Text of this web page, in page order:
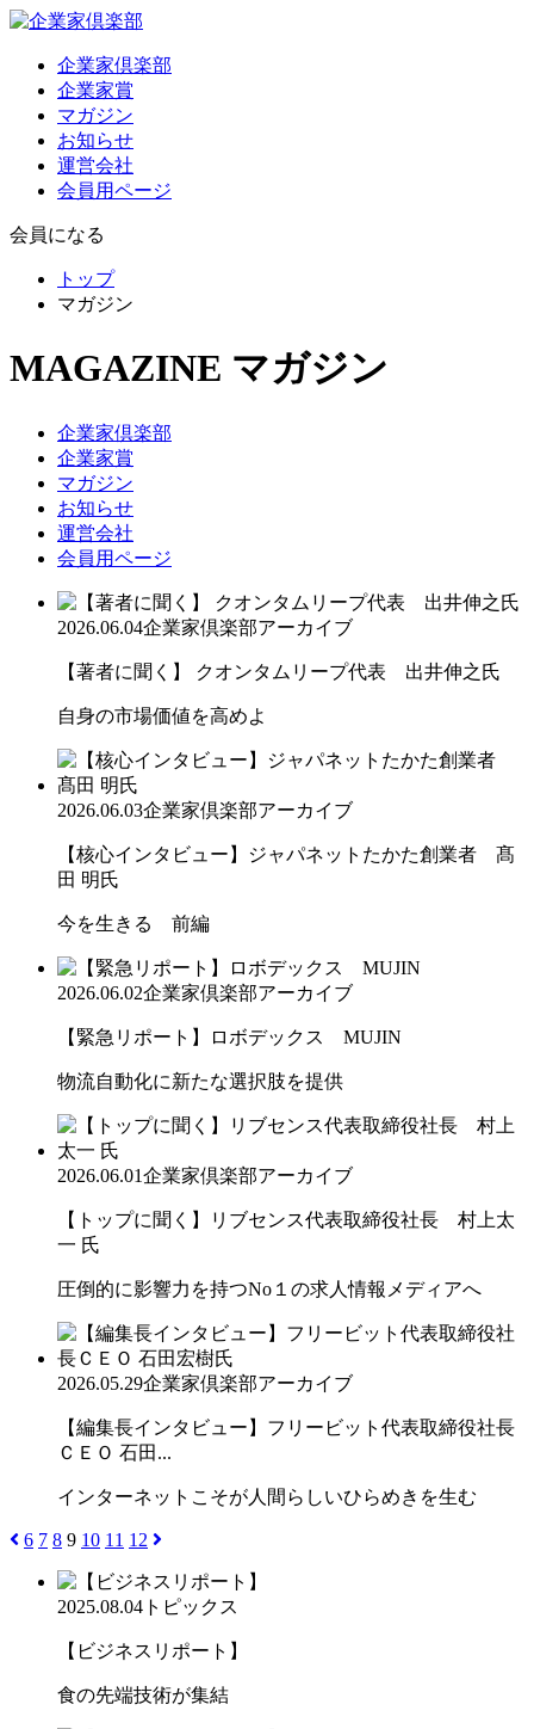
企業家倶楽部
企業家賞
マガジン
お知らせ
運営会社
会員用ページ
会員になる
トップ
マガジン
MAGAZINE マガジン
企業家倶楽部
企業家賞
マガジン
お知らせ
運営会社
会員用ページ
2026.06.04企業家倶楽部アーカイブ
【著者に聞く】 クオンタムリープ代表 出井伸之氏
自身の市場価値を高めよ
2026.06.03企業家倶楽部アーカイブ
【核心インタビュー】ジャパネットたかた創業者 髙
田 明氏
今を生きる 前編
2026.06.02企業家倶楽部アーカイブ
【緊急リポート】ロボデックス MUJIN
物流自動化に新たな選択肢を提供
2026.06.01企業家倶楽部アーカイブ
【トップに聞く】リブセンス代表取締役社長 村上太
一 氏
圧倒的に影響力を持つNo１の求人情報メディアへ
2026.05.29企業家倶楽部アーカイブ
【編集長インタビュー】フリービット代表取締役社長
ＣＥＯ 石田...
インターネットこそが人間らしいひらめきを生む
6 7 8 9 10 11 12
2025.08.04 トピックス
【ビジネスリポート】
食の先端技術が集結